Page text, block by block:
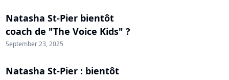
Natasha St-Pier bientôt
coach de "The Voice Kids" ?
September 23, 2025
Natasha St-Pier : bientôt